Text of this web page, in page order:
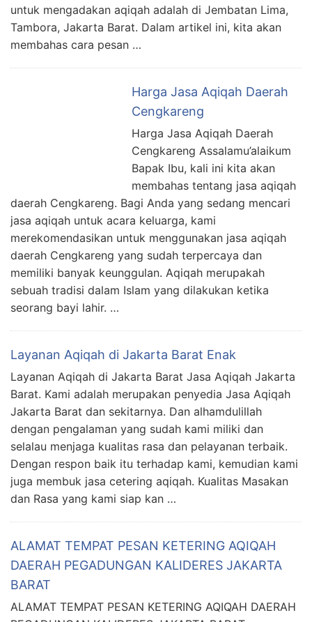
untuk mengadakan aqiqah adalah di Jembatan Lima,
Tambora, Jakarta Barat. Dalam artikel ini, kita akan
membahas cara pesan …
Harga Jasa Aqiqah Daerah
Cengkareng
Harga Jasa Aqiqah Daerah
Cengkareng Assalamu’alaikum
Bapak Ibu, kali ini kita akan
membahas tentang jasa aqiqah
daerah Cengkareng. Bagi Anda yang sedang mencari
jasa aqiqah untuk acara keluarga, kami
merekomendasikan untuk menggunakan jasa aqiqah
daerah Cengkareng yang sudah terpercaya dan
memiliki banyak keunggulan. Aqiqah merupakah
sebuah tradisi dalam Islam yang dilakukan ketika
seorang bayi lahir. …
Layanan Aqiqah di Jakarta Barat Enak
Layanan Aqiqah di Jakarta Barat Jasa Aqiqah Jakarta
Barat. Kami adalah merupakan penyedia Jasa Aqiqah
Jakarta Barat dan sekitarnya. Dan alhamdulillah
dengan pengalaman yang sudah kami miliki dan
selalau menjaga kualitas rasa dan pelayanan terbaik.
Dengan respon baik itu terhadap kami, kemudian kami
juga membuk jasa cetering aqiqah. Kualitas Masakan
dan Rasa yang kami siap kan …
ALAMAT TEMPAT PESAN KETERING AQIQAH
DAERAH PEGADUNGAN KALIDERES JAKARTA
BARAT
ALAMAT TEMPAT PESAN KETERING AQIQAH DAERAH